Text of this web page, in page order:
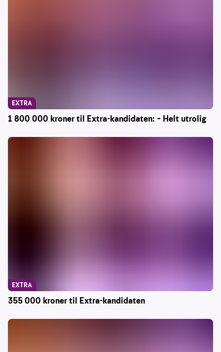
1 800 000 kroner til Extra-kandidaten: – Helt utrolig
EXTRA
355 000 kroner til Extra-kandidaten
EXTRA